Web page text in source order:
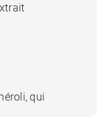
qui